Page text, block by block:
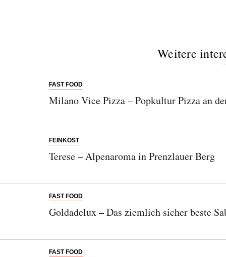
Weitere
FAST FOOD
Milano Vice Pizza – Popkultur Pizza an
FEINKOST
Terese – Alpenaroma in Prenzlauer Berg
FAST FOOD
Goldadelux – Das ziemlich sicher beste
FAST FOOD